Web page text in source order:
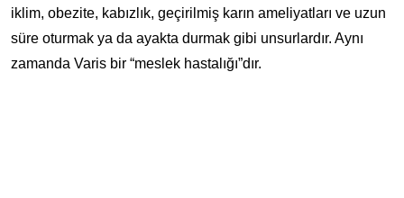
iklim, obezite, kabızlık, geçirilmiş karın ameliyatları ve uzun
süre oturmak ya da ayakta durmak gibi unsurlardır. Aynı
zamanda Varis bir “meslek hastalığı”dır.